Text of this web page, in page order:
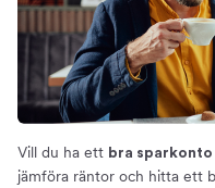
Öppna ett
Konton för små
Detta kan ett
Ränta på
Skatt på
Vill du ha ett bra sparkonto
jämföra räntor och hitta ett